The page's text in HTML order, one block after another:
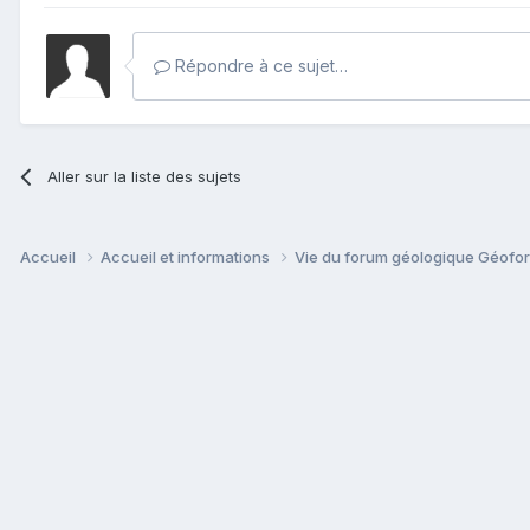
Répondre à ce sujet…
Aller sur la liste des sujets
Accueil Accueil et informations Vie du forum géologique